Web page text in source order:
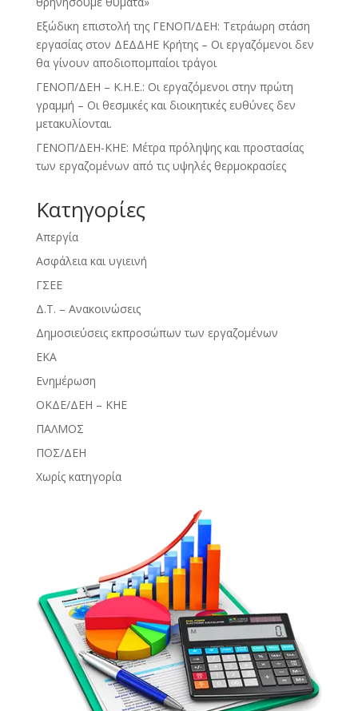
Εξώδικη επιστολή της ΓΕΝΟΠ/ΔΕΗ: Τετράωρη στάση
εργασίας στον ΔΕΔΔΗΕ Κρήτης – Οι εργαζόμενοι δεν
θα γίνουν αποδιοπομπαίοι τράγοι
ΓΕΝΟΠ/ΔΕΗ – Κ.Η.Ε.: Οι εργαζόμενοι στην πρώτη
γραμμή – Οι θεσμικές και διοικητικές ευθύνες δεν
μετακυλίονται.
ΓΕΝΟΠ/ΔΕΗ-ΚΗΕ: Μέτρα πρόληψης και προστασίας
των εργαζομένων από τις υψηλές θερμοκρασίες
Kατηγορίες
Απεργία
Ασφάλεια και υγιεινή
ΓΣΕΕ
Δ.Τ. – Ανακοινώσεις
Δημοσιεύσεις εκπροσώπων των εργαζομένων
ΕΚΑ
Ενημέρωση
ΟΚΔΕ/ΔΕΗ – ΚΗΕ
ΠΑΛΜΟΣ
ΠΟΣ/ΔΕΗ
Χωρίς κατηγορία